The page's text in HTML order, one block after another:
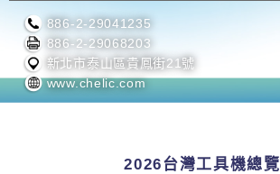
886-2-29041235
886-2-29068203
新北市泰山區貴鳳街21號
www.chelic.com
2026台灣工具機總覽